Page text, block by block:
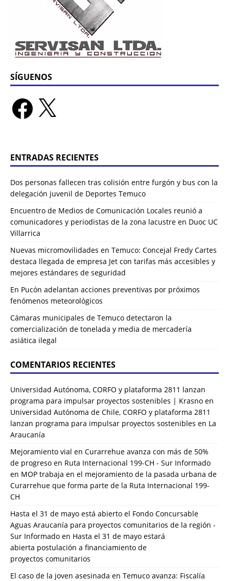
SÍGUENOS
ENTRADAS RECIENTES
Dos personas fallecen tras colisión entre furgón y bus con la
delegación juvenil de Deportes Temuco
Encuentro de Medios de Comunicación Locales reunió a
comunicadores y periodistas de la zona lacustre en Duoc UC
Villarrica
Nuevas micromovilidades en Temuco: Concejal Fredy Cartes
destaca llegada de empresa Jet con tarifas más accesibles y
mejores estándares de seguridad
En Pucón adelantan acciones preventivas por próximos
fenómenos meteorológicos
Cámaras municipales de Temuco detectaron la
comercialización de tonelada y media de mercadería
asiática ilegal
COMENTARIOS RECIENTES
Universidad Autónoma, CORFO y plataforma 2811 lanzan
programa para impulsar proyectos sostenibles | Krasno en
Universidad Autónoma de Chile, CORFO y plataforma 2811
lanzan programa para impulsar proyectos sostenibles en La
Araucanía
Mejoramiento vial en Curarrehue avanza con más de 50%
de progreso en Ruta Internacional 199-CH - Sur Informado
en MOP trabaja en el mejoramiento de la pasada urbana de
Curarrehue que forma parte de la Ruta Internacional 199-
CH
Hasta el 31 de mayo está abierto el Fondo Concursable
Aguas Araucanía para proyectos comunitarios de la región -
Sur Informado en Hasta el 31 de mayo estará
abierta postulación a financiamiento de
proyectos comunitarios
El caso de la joven asesinada en Temuco avanza: Fiscalía